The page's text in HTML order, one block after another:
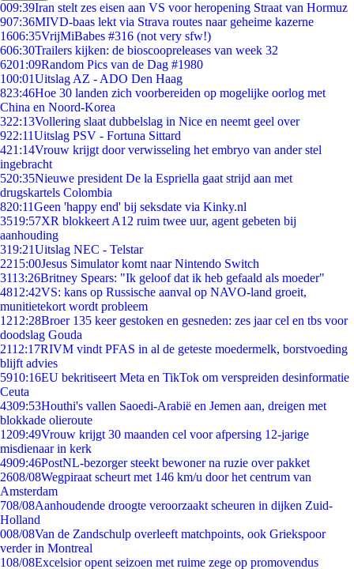
009:39Iran stelt zes eisen aan VS voor heropening Straat van Hormuz
907:36MIVD-baas lekt via Strava routes naar geheime kazerne
1606:35VrijMiBabes #316 (not very sfw!)
606:30Trailers kijken: de bioscoopreleases van week 32
6201:09Random Pics van de Dag #1980
100:01Uitslag AZ - ADO Den Haag
823:46Hoe 30 landen zich voorbereiden op mogelijke oorlog met
China en Noord-Korea
322:13Vollering slaat dubbelslag in Nice en neemt geel over
922:11Uitslag PSV - Fortuna Sittard
421:14Vrouw krijgt door verwisseling het embryo van ander stel
ingebracht
520:35Nieuwe president De la Espriella gaat strijd aan met
drugskartels Colombia
820:11Geen 'happy end' bij seksdate via Kinky.nl
3519:57XR blokkeert A12 ruim twee uur, agent gebeten bij
aanhouding
319:21Uitslag NEC - Telstar
2215:00Jesus Simulator komt naar Nintendo Switch
3113:26Britney Spears: "Ik geloof dat ik heb gefaald als moeder"
4812:42VS: kans op Russische aanval op NAVO-land groeit,
munitietekort wordt probleem
1212:28Broer 135 keer gestoken en gesneden: zes jaar cel en tbs voor
doodslag Gouda
2112:17RIVM vindt PFAS in al de geteste moedermelk, borstvoeding
blijft advies
5910:16EU bekritiseert Meta en TikTok om verspreiden desinformatie
Ceuta
4309:53Houthi's vallen Saoedi-Arabië en Jemen aan, dreigen met
blokkade olieroute
1209:49Vrouw krijgt 30 maanden cel voor afpersing 12-jarige
misdienaar in kerk
4909:46PostNL-bezorger steekt bewoner na ruzie over pakket
2608/08Wegpiraat scheurt met 146 km/u door het centrum van
Amsterdam
708/08Aanhoudende droogte veroorzaakt scheuren in dijken Zuid-
Holland
008/08Van de Zandschulp overleeft matchpoints, ook Griekspoor
verder in Montreal
108/08Excelsior opent seizoen met ruime zege op promovendus